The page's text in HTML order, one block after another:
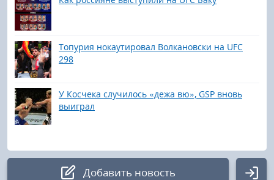
Топурия нокаутировал Волкановски на UFC
298
У Косчека случилось «дежа вю», GSP вновь
выиграл
Добавить новость